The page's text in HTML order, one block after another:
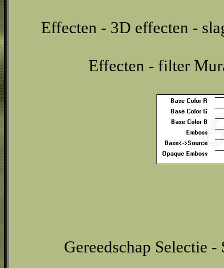
Effecten - 3D effecten -
Effecten - filter
Gereedschap Selectie -